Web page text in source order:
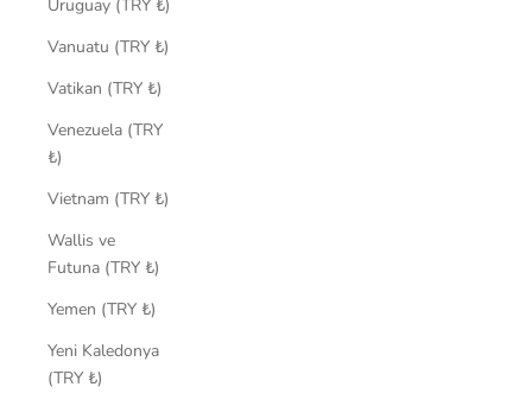
Uruguay (TRY ₺)
Vanuatu (TRY ₺)
Vatikan (TRY ₺)
Venezuela (TRY
₺)
Vietnam (TRY ₺)
Wallis ve
Futuna (TRY ₺)
Yemen (TRY ₺)
Yeni Kaledonya
(TRY ₺)